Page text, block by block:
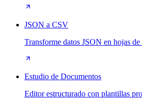
JSON a CSV
Transforme datos JSON en hojas
Estudio de Documentos
Editor estructurado con plantillas